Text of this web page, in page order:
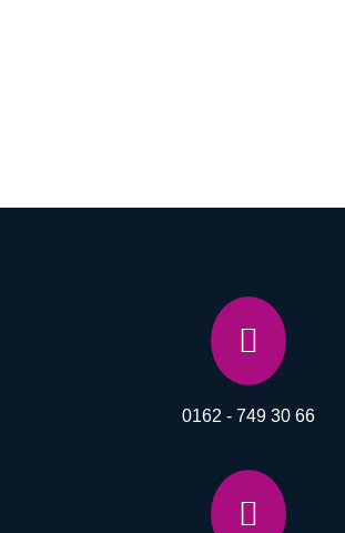

0162 - 749 30 66
